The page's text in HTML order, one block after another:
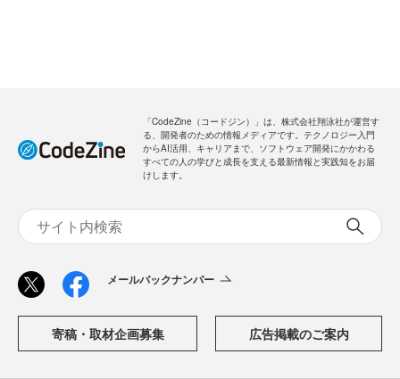
「CodeZine（コードジン）」は、株式会社翔泳社が運営す
る、開発者のための情報メディアです。テクノロジー入門
からAI活用、キャリアまで、ソフトウェア開発にかかわる
すべての人の学びと成長を支える最新情報と実践知をお届
けします。
メールバックナンバー
寄稿・取材企画募集 広告掲載のご案内